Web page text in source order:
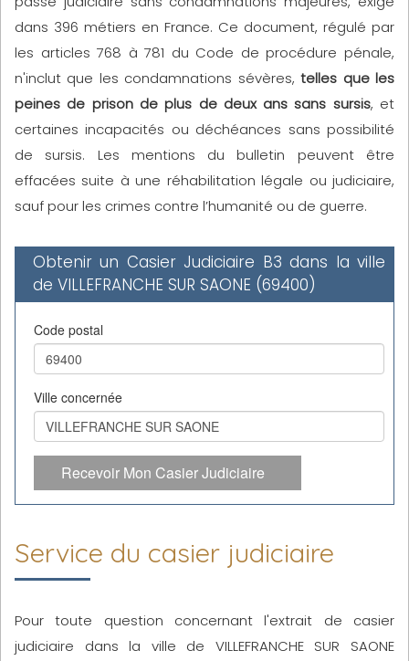
dans 396 métiers en France. Ce document, régulé par
les articles 768 à 781 du Code de procédure pénale,
n'inclut que les condamnations sévères,telles que les
peines de prison de plus de deux ans sans sursis, et
certaines incapacités ou déchéances sans possibilité
de sursis. Les mentions du bulletin peuvent être
effacées suite à une réhabilitation légale ou judiciaire,
sauf pour les crimes contre l’humanité ou de guerre.
Obtenir un Casier Judiciaire B3 dans la ville
de VILLEFRANCHE SUR SAONE (69400)
Code postal
Ville concernée
Recevoir Mon Casier Judiciaire
Service du casier judiciaire
Pour toute question concernant l'extrait de casier
judiciaire dans la ville de VILLEFRANCHE SUR SAONE